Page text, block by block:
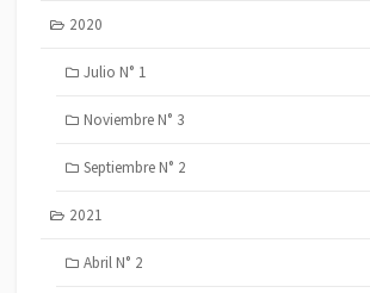
2020
Julio N° 1
Noviembre N° 3
Septiembre N° 2
2021
Abril N° 2